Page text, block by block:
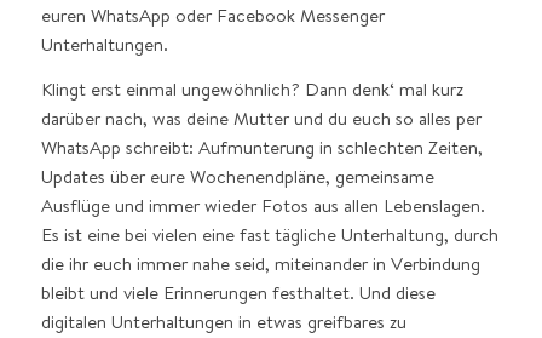
euren WhatsApp oder Facebook Messenger
Unterhaltungen.
Klingt erst einmal ungewöhnlich? Dann denk‘ mal kurz
darüber nach, was deine Mutter und du euch so alles per
WhatsApp schreibt: Aufmunterung in schlechten Zeiten,
Updates über eure Wochenendpläne, gemeinsame
Ausflüge und immer wieder Fotos aus allen Lebenslagen.
Es ist eine bei vielen eine fast tägliche Unterhaltung, durch
die ihr euch immer nahe seid, miteinander in Verbindung
bleibt und viele Erinnerungen festhaltet. Und diese
digitalen Unterhaltungen in etwas greifbares zu